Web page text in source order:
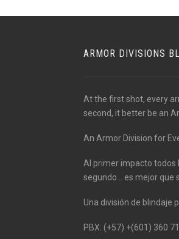
ARMOR DIVISIONS
At the first shot, every
second, it better be an
An Armor Division for
Al primer impacto todos
segundo... es mejor que
Una división de blindaje
PBX: (+57) +(601) 360